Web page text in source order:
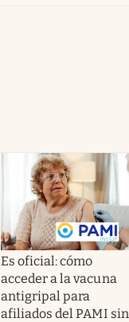
Es oficial: cómo
acceder a la vacuna
antigripal para
afiliados del PAMI sin